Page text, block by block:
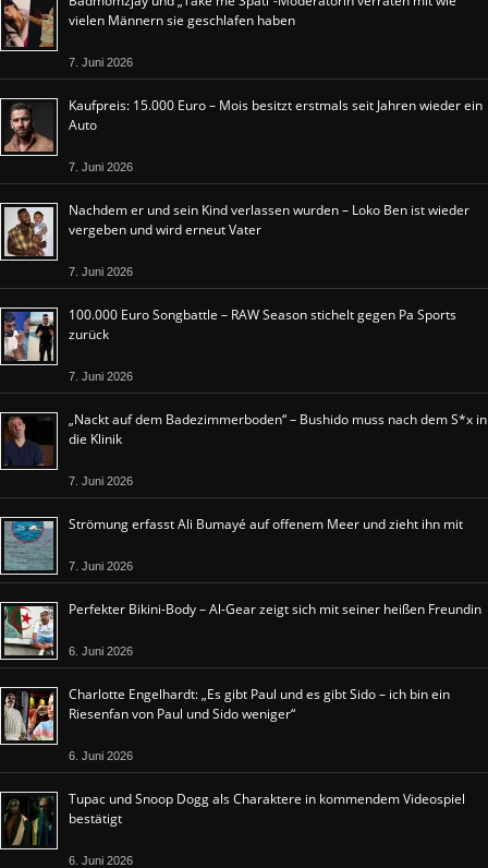
vielen Männern sie geschlafen haben
7. Juni 2026
Kaufpreis: 15.000 Euro – Mois besitzt erstmals seit Jahren wieder ein
Auto
7. Juni 2026
Nachdem er und sein Kind verlassen wurden – Loko Ben ist wieder
vergeben und wird erneut Vater
7. Juni 2026
100.000 Euro Songbattle – RAW Season stichelt gegen Pa Sports
zurück
7. Juni 2026
„Nackt auf dem Badezimmerboden“ – Bushido muss nach dem S*x in
die Klinik
7. Juni 2026
Strömung erfasst Ali Bumayé auf offenem Meer und zieht ihn mit
7. Juni 2026
Perfekter Bikini-Body – Al-Gear zeigt sich mit seiner heißen Freundin
6. Juni 2026
Charlotte Engelhardt: „Es gibt Paul und es gibt Sido – ich bin ein
Riesenfan von Paul und Sido weniger“
6. Juni 2026
Tupac und Snoop Dogg als Charaktere in kommendem Videospiel
bestätigt
6. Juni 2026